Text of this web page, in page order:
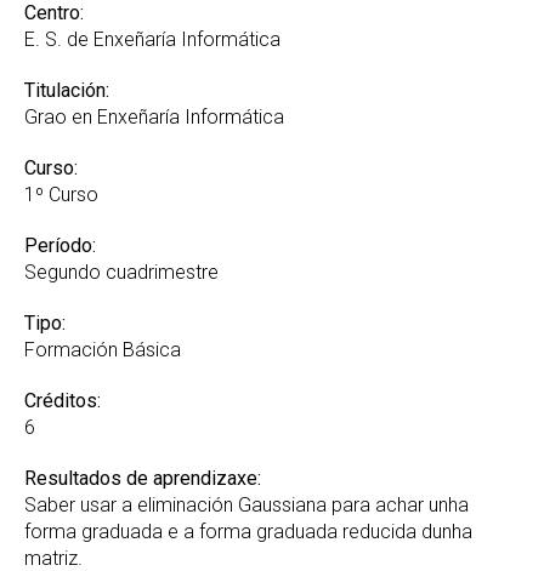
Suplemento Europeo ao Título
Centro:
E. S. de Enxeñaría Informática
Titulación:
Grao en Enxeñaría Informática
Curso:
1º Curso
Período:
Segundo cuadrimestre
Tipo:
Formación Básica
Créditos:
6
Resultados de aprendizaxe:
Saber usar a eliminación Gaussiana para achar unha
forma graduada e a forma graduada reducida dunha
matriz.